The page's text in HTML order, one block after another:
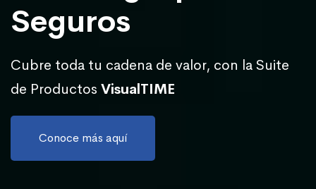
Seguros
Cubre toda tu cadena de valor, con la Suite
de Productos VisualTIME
Conoce más aquí